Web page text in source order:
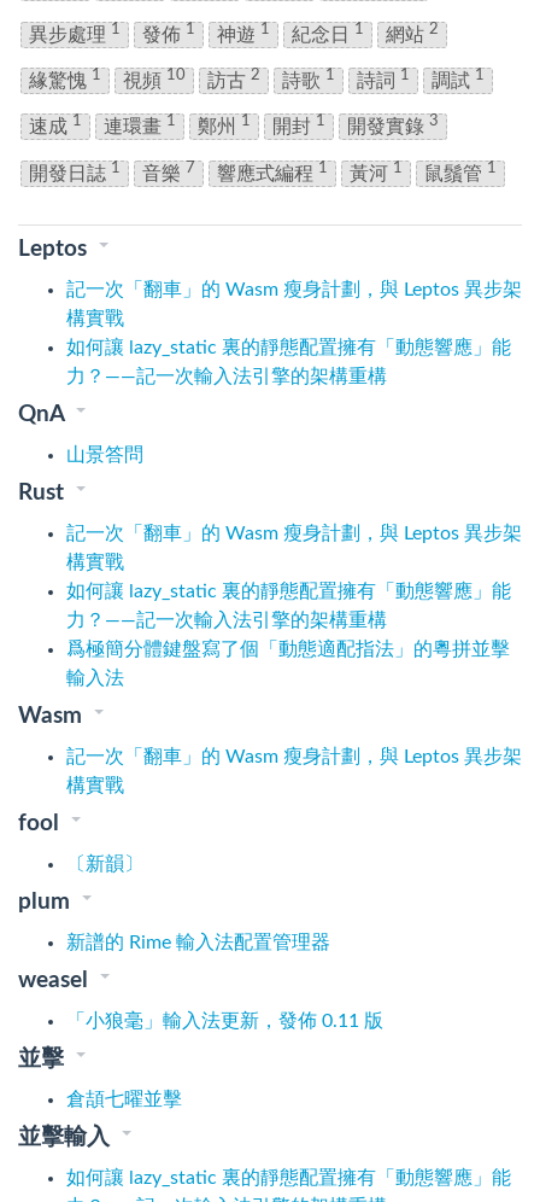
異步處理 1 發佈 1 神遊 1 紀念日 1 網站 2
緣驚愧 1 視頻 10 訪古 2 詩歌 1 詩詞 1 調試 1
速成 1 連環畫 1 鄭州 1 開封 1 開發實錄 3
開發日誌 1 音樂 7 響應式編程 1 黃河 1 鼠鬚管 1
Leptos
記一次「翻車」的 Wasm 瘦身計劃，與 Leptos 異步架
構實戰
如何讓 lazy_static 裏的靜態配置擁有「動態響應」能
力？——記一次輸入法引擎的架構重構
QnA
山景答問
Rust
記一次「翻車」的 Wasm 瘦身計劃，與 Leptos 異步架
構實戰
如何讓 lazy_static 裏的靜態配置擁有「動態響應」能
力？——記一次輸入法引擎的架構重構
爲極簡分體鍵盤寫了個「動態適配指法」的粵拼並擊
輸入法
Wasm
記一次「翻車」的 Wasm 瘦身計劃，與 Leptos 異步架
構實戰
fool
〔新韻〕
plum
新譜的 Rime 輸入法配置管理器
weasel
「小狼毫」輸入法更新，發佈 0.11 版
並擊
倉頡七曜並擊
並擊輸入
如何讓 lazy_static 裏的靜態配置擁有「動態響應」能